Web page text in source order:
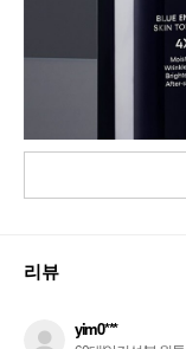
리뷰
yim0***